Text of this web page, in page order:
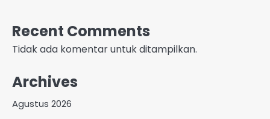
Recent Comments
Tidak ada komentar untuk ditampilkan.
Archives
Agustus 2026